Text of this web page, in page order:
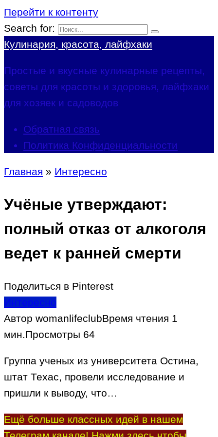
Перейти к контенту
Search for:
Кулинария, красота, лайфхаки
Простые и вкусные кулинарные рецепты,
советы для красоты и здоровья, лайфхаки
для хозяек и садоводов
Обратная связь
Политика Конфиденциальности
Главная » Интересно
Учёные утверждают:
полный отказ от алкоголя
ведет к ранней смерти
Поделиться в Pinterest
Интересно
Автор womanlifeclubВремя чтения 1
мин.Просмотры 64
Группа ученых из университета Остина,
штат Техас, провели исследование и
пришли к выводу, что…
Ещё больше классных идей в нашем